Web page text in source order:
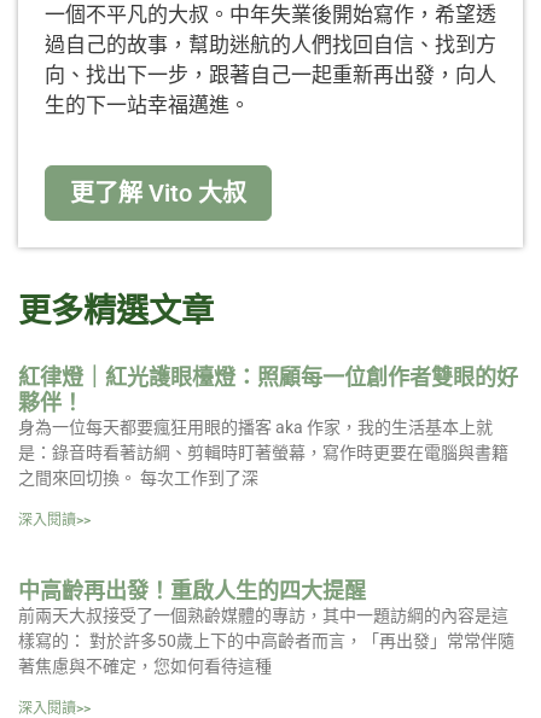
一個不平凡的大叔。中年失業後開始寫作，希望透
過自己的故事，幫助迷航的人們找回自信、找到方
向、找出下一步，跟著自己一起重新再出發，向人
生的下一站幸福邁進。
更了解 Vito 大叔
更多精選文章
紅律燈｜紅光護眼檯燈：照顧每一位創作者雙眼的好
夥伴！
身為一位每天都要瘋狂用眼的播客 aka 作家，我的生活基本上就
是：錄音時看著訪綱、剪輯時盯著螢幕，寫作時更要在電腦與書籍
之間來回切換。 每次工作到了深
深入閱讀>>
中高齡再出發！重啟人生的四大提醒
前兩天大叔接受了一個熟齡媒體的專訪，其中一題訪綱的內容是這
樣寫的： 對於許多50歲上下的中高齡者而言，「再出發」常常伴隨
著焦慮與不確定，您如何看待這種
深入閱讀>>